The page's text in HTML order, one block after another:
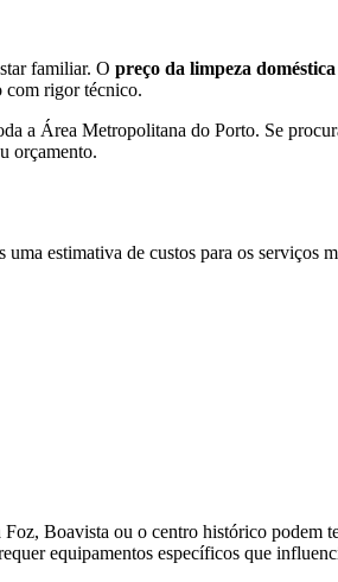
familiar. O preço da limpeza
com rigor técnico.
a Área Metropolitana do Porto. Se
orçamento.
estimativa de custos para os serviços
Boavista ou o centro histórico podem
equipamentos específicos que